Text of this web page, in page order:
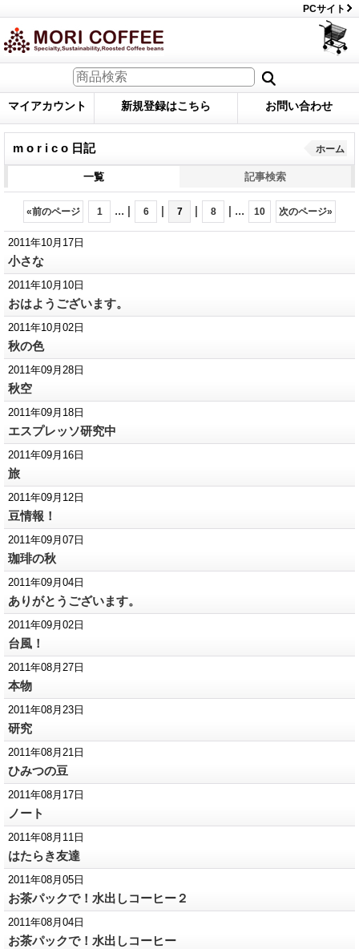
PCサイト
マイアカウント 新規登録はこちら お問い合わせ
m o r i c o 日記 ホーム
一覧 記事検索
«前のページ 1 ... | 6 | 7 | 8 | ... 10 次のページ»
2011年10月17日
小さな
2011年10月10日
おはようございます。
2011年10月02日
秋の色
2011年09月28日
秋空
2011年09月18日
エスプレッソ研究中
2011年09月16日
旅
2011年09月12日
豆情報！
2011年09月07日
珈琲の秋
2011年09月04日
ありがとうございます。
2011年09月02日
台風！
2011年08月27日
本物
2011年08月23日
研究
2011年08月21日
ひみつの豆
2011年08月17日
ノート
2011年08月11日
はたらき友達
2011年08月05日
お茶パックで！水出しコーヒー２
2011年08月04日
お茶パックで！水出しコーヒー